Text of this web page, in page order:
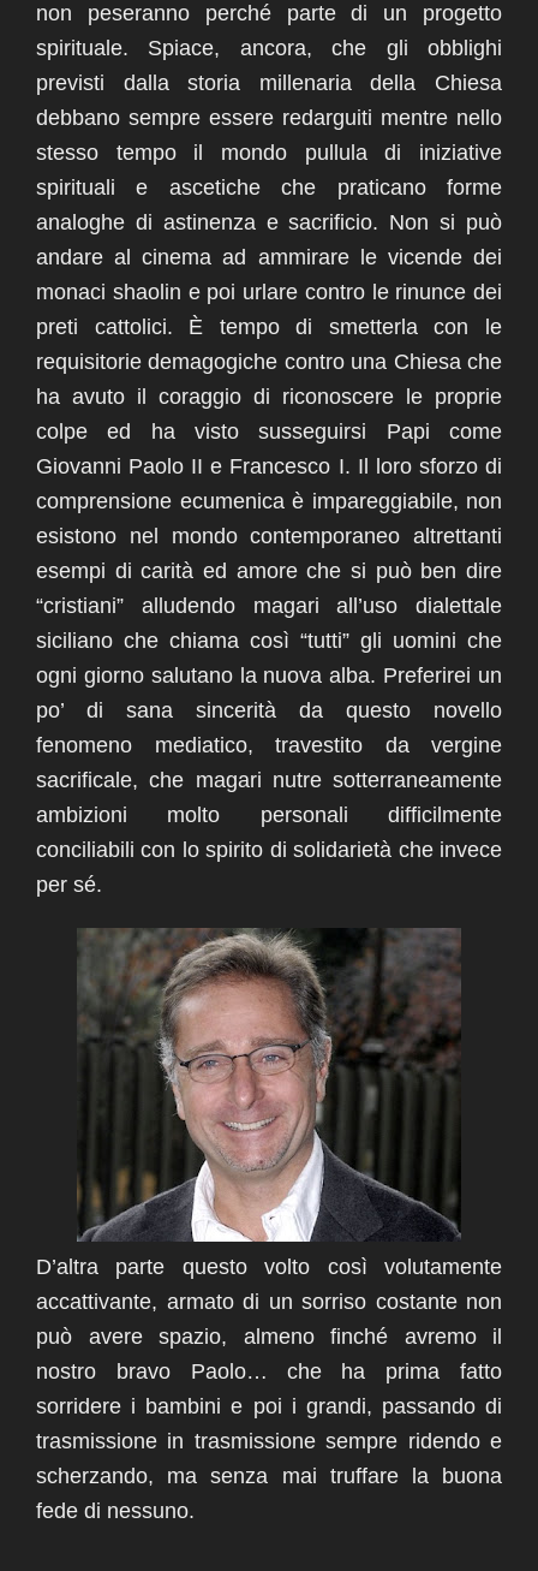
non peseranno perché parte di un progetto
spirituale. Spiace, ancora, che gli obblighi
previsti dalla storia millenaria della Chiesa
debbano sempre essere redarguiti mentre nello
stesso tempo il mondo pullula di iniziative
spirituali e ascetiche che praticano forme
analoghe di astinenza e sacrificio. Non si può
andare al cinema ad ammirare le vicende dei
monaci shaolin e poi urlare contro le rinunce dei
preti cattolici. È tempo di smetterla con le
requisitorie demagogiche contro una Chiesa che
ha avuto il coraggio di riconoscere le proprie
colpe ed ha visto susseguirsi Papi come
Giovanni Paolo II e Francesco I. Il loro sforzo di
comprensione ecumenica è impareggiabile, non
esistono nel mondo contemporaneo altrettanti
esempi di carità ed amore che si può ben dire
“cristiani” alludendo magari all’uso dialettale
siciliano che chiama così “tutti” gli uomini che
ogni giorno salutano la nuova alba. Preferirei un
po’ di sana sincerità da questo novello
fenomeno mediatico, travestito da vergine
sacrificale, che magari nutre sotterraneamente
ambizioni molto personali difficilmente
conciliabili con lo spirito di solidarietà che invece
per sé.
D’altra parte questo volto così volutamente
accattivante, armato di un sorriso costante non
può avere spazio, almeno finché avremo il
nostro bravo Paolo…
che ha prima fatto
sorridere i bambini e poi i grandi, passando di
trasmissione in trasmissione sempre ridendo e
scherzando, ma senza mai truffare la buona
fede di nessuno.